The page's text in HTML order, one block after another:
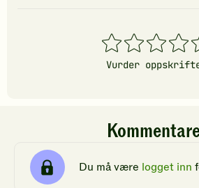
1
stjerner
2
stjerner
3
stjerner
4
5
Vurder
Du må være logget inn